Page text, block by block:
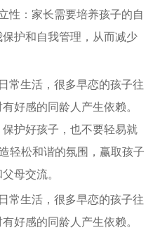
性：家长需要培养孩子的自
护和自我管理，从而减少
常生活，很多早恋的孩子往
好感的同龄人产生依赖。
护好孩子，也不要轻易就
轻松和谐的氛围，赢取孩子
母交流。
常生活，很多早恋的孩子往
好感的同龄人产生依赖。